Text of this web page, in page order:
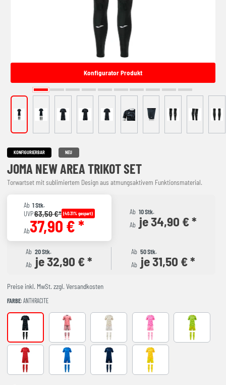
Konfigurator Produkt
KONFIGURIERBAR NEU
JOMA NEW AREA TRIKOT SET
Torwartset mit sublimiertem Design aus atmungsaktivem Funktionsmaterial.
Ab 1 Stk.
UVP63,50 €* (40.31% gespart)
Ab37,90 € *
Ab 10 Stk.
Ab je 34,90 € *
Ab 20 Stk.
Ab je 32,90 € *
Ab 50 Stk.
Ab je 31,50 € *
Preise inkl. MwSt. zzgl. Versandkosten
FARBE: ANTHRACITE
ANTHRACITE CORAL FLUOR beige FLUOR PINK green
red royal NAVY YELLOW